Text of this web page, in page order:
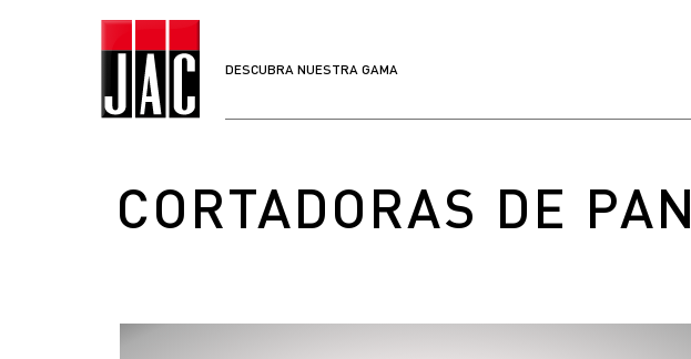
DESCUBRA NUESTRA GAMA
CORTADORAS DE PAN